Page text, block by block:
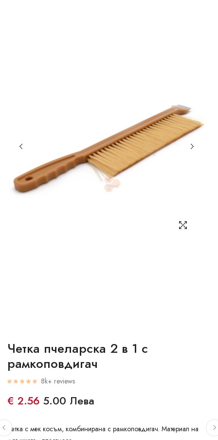
Четка пчеларска 2 в 1 с
рамкоповдигач
8k+ reviews
€ 2.56 5.00 Лева
Четка с мек косъм, комбинирана с рамкоповдигач. Материал на